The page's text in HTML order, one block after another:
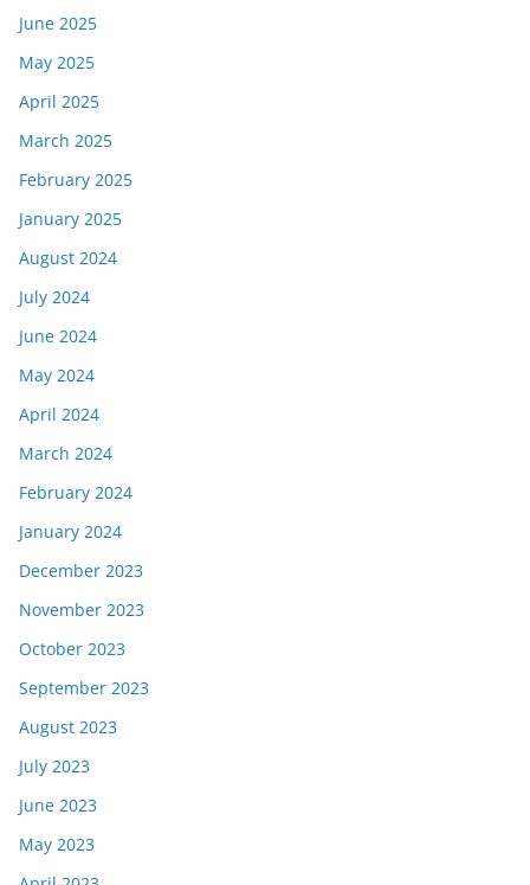
June 2025
May 2025
April 2025
March 2025
February 2025
January 2025
August 2024
July 2024
June 2024
May 2024
April 2024
March 2024
February 2024
January 2024
December 2023
November 2023
October 2023
September 2023
August 2023
July 2023
June 2023
May 2023